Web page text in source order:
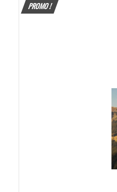
PROMO !